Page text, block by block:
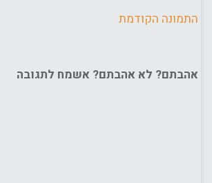
התמונה הקודמת
אהבתם? לא אהבתם? אשמח לתגובה